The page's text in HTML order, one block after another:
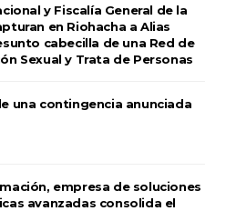
y Fiscalía General de la
en Riohacha a Alias
cabecilla de una Red de
Sexual y Trata de Personas
una contingencia anunciada
empresa de soluciones
avanzadas consolida el